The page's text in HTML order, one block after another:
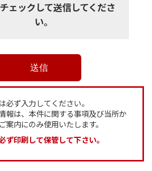
ェックして送信してくださ
い。
必ず入力してください。
報は、本件に関する事項及び当所か
案内にのみ使用いたします。
印刷して保管して下さい。